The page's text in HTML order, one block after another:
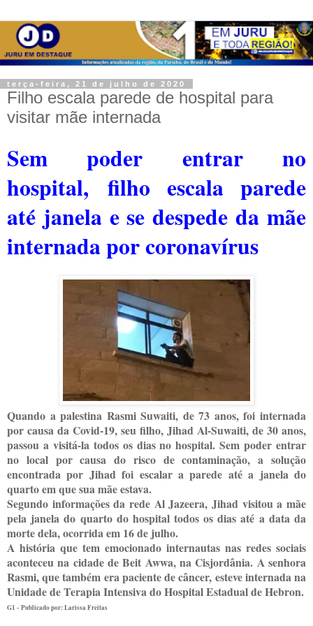
terça-feira, 21 de julho de 2020
Filho escala parede de hospital para
visitar mãe internada
Sem poder entrar no
hospital,
filho escala parede
até janela e se despede da mãe
internada por coronavírus
Quando a palestina Rasmi Suwaiti, de 73 anos, foi internada
por causa da Covid-19, seu filho, Jihad Al-Suwaiti, de 30 anos,
passou a visitá-la todos os dias no hospital. Sem poder entrar
no local por causa do risco de contaminação, a solução
encontrada por Jihad foi escalar a parede até a janela do
quarto em que sua mãe estava.
Segundo informações da rede Al Jazeera, Jihad visitou a mãe
pela janela do quarto do hospital todos os dias até a data da
morte dela, ocorrida em 16 de julho.
A história que tem emocionado internautas nas redes sociais
aconteceu na cidade de Beit Awwa, na Cisjordânia. A senhora
Rasmi, que também era paciente de câncer, esteve internada na
Unidade de Terapia Intensiva do Hospital Estadual de Hebron.
G1 - Publicado por: Larissa Freitas